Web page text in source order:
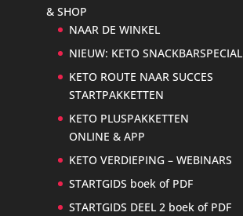
& SHOP
NAAR DE WINKEL
NIEUW: KETO SNACKBARSPECIAL
KETO ROUTE NAAR SUCCES
STARTPAKKETTEN
KETO PLUSPAKKETTEN
ONLINE & APP
KETO VERDIEPING – WEBINARS
STARTGIDS boek of PDF
STARTGIDS DEEL 2 boek of PDF